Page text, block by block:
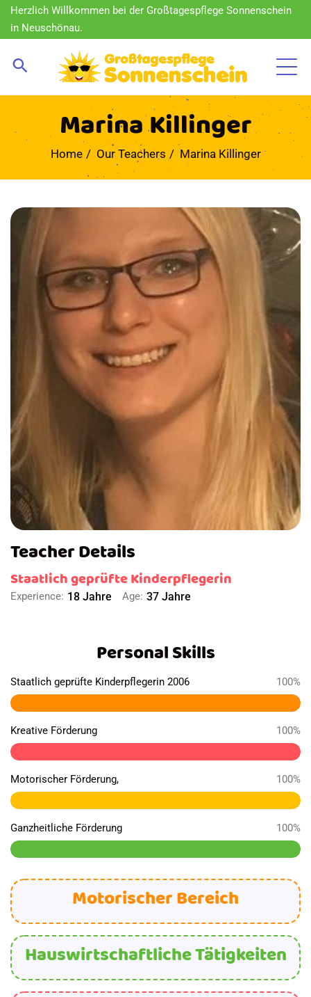
Herzlich Willkommen bei der Großtagespflege Sonnenschein
in Neuschönau.
Marina Killinger
Home Our Teachers Marina Killinger
Teacher Details
Staatlich geprüfte Kinderpflegerin
Experience: 18 Jahre Age: 37 Jahre
Personal Skills
Staatlich geprüfte Kinderpflegerin 2006 100%
Kreative Förderung 100%
Motorischer Förderung, 100%
Ganzheitliche Förderung 100%
Motorischer Bereich
Hauswirtschaftliche Tätigkeiten